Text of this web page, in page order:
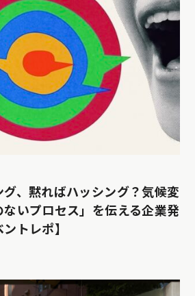
、黙ればハッシング？気候変
いプロセス」を伝える企業発
トレポ】